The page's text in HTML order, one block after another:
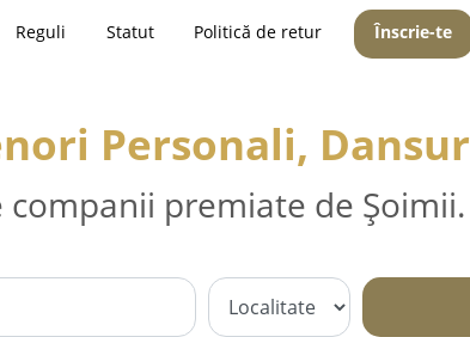
Reguli Statut Politică de retur Înscrie-te
Personali,
companii premiate de Șoimii.